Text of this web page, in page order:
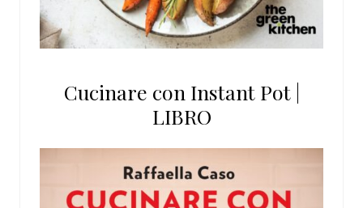
Cucinare con Instant Pot |
LIBRO